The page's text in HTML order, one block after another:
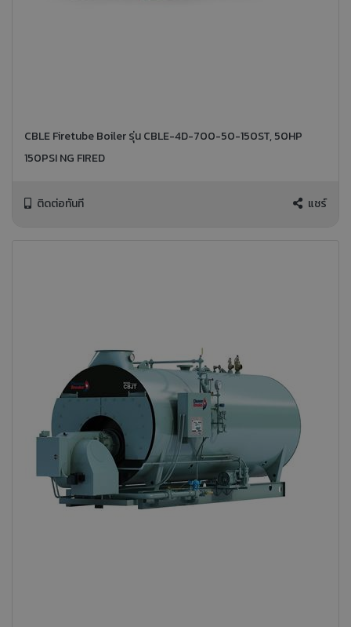
CBLE Firetube Boiler รุ่น CBLE-4D-700-50-150ST, 50HP
150PSI NG FIRED
ติดต่อทันที แชร์